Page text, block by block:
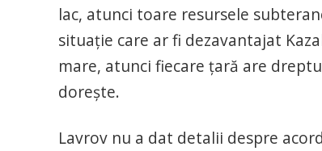
lac, atunci toare resursele
situaţie care ar fi dezavantajat
mare, atunci fiecare ţară are
doreşte.
Lavrov nu a dat detalii despre